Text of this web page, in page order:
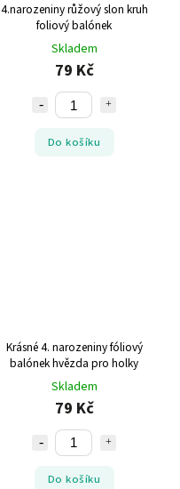
4.narozeniny růžový slon kruh
foliový balónek
Skladem
79 Kč
Do košíku
Krásné 4. narozeniny fóliový
balónek hvězda pro holky
Skladem
79 Kč
Do košíku